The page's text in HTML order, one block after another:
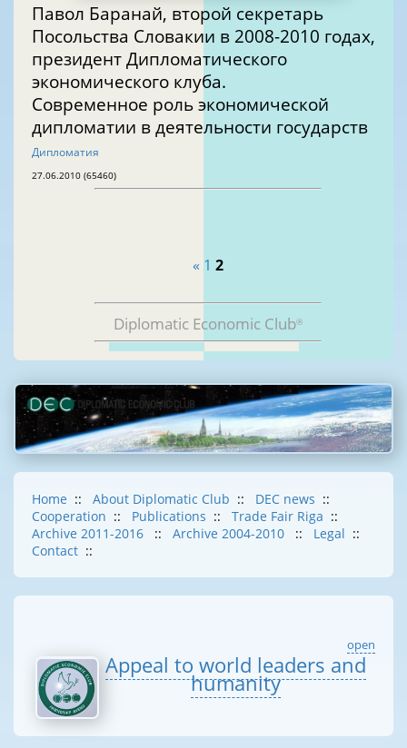
Павол Баранай, второй секретарь
Посольства Словакии в 2008-2010 годах,
президент Дипломатического
экономического клуба.
Современное роль экономической
дипломатии в деятельности государств
Дипломатия
27.06.2010 (65460)
« 1 2
Diplomatic Economic Club®
Home :: About Diplomatic Club :: DEC news ::
Cooperation :: Publications :: Trade Fair Riga ::
Archive 2011-2016
:: Archive 2004-2010 :: Legal ::
Contact ::
open
Appeal to world leaders and
humanity